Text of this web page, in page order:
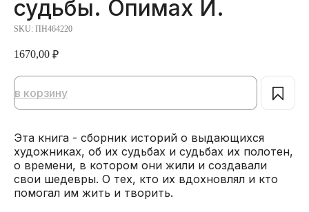
судьбы. Опимах И.
SKU: ПН464220
1670,00 ₽
в корзину
Эта книга - сборник историй о выдающихся
художниках, об их судьбах и судьбах их полотен,
о времени, в котором они жили и создавали
свои шедевры. О тех, кто их вдохновлял и кто
помогал им жить и творить.